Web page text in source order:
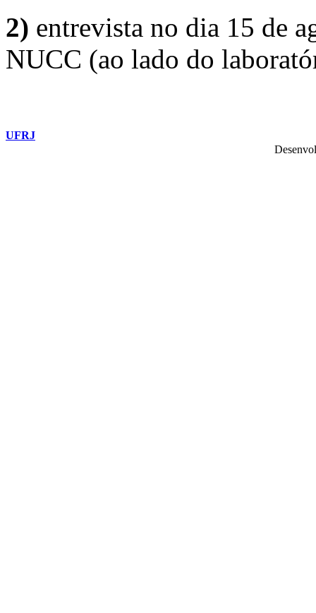
2) entrevista no dia 15 de
NUCC (ao lado do
UFRJ